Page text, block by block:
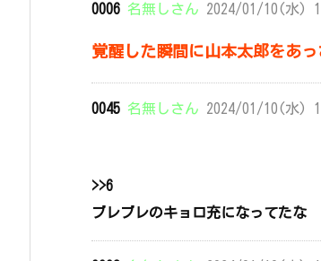
0006 名無しさん 2024/01/10(水)
覚醒した瞬間に山本太郎をあ
0045 名無しさん 2024/01/10(水)
>>6
ブレブレのキョロ充になってたな